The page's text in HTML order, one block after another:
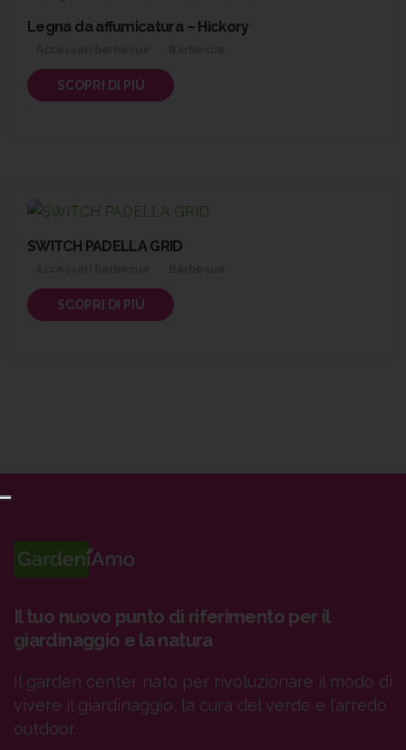
Legna da affumicatura – Hickory
SCOPRI DI PIÙ
SWITCH PADELLA GRID
SCOPRI DI PIÙ
Il tuo nuovo punto di riferimento per il
giardinaggio e la natura
Il garden center nato per rivoluzionare il modo di
vivere il giardinaggio, la cura del verde e l’arredo
outdoor.